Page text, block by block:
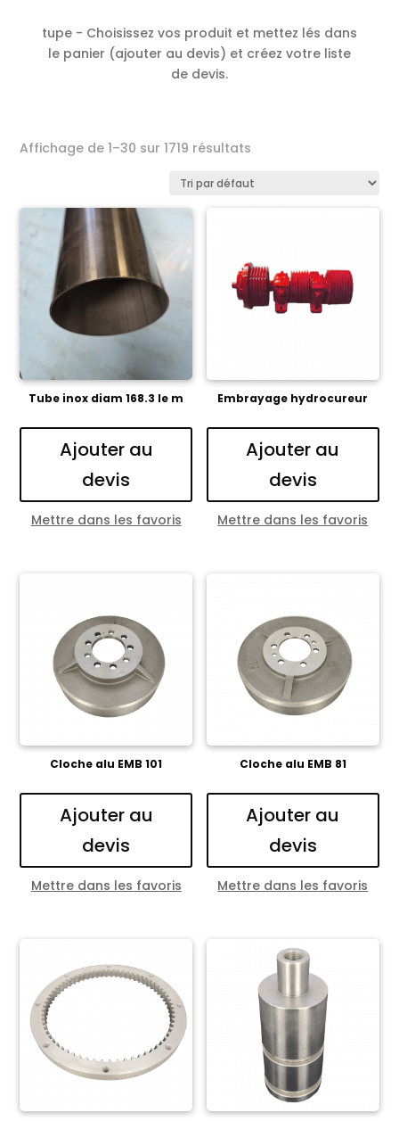
tupe - Choisissez vos produit et mettez lés dans
le panier (ajouter au devis) et créez votre liste
de devis.
Affichage de 1–30 sur 1719 résultats
Tube inox diam 168.3 le m
Ajouter au
devis
Mettre dans les favoris
Embrayage hydrocureur
Ajouter au
devis
Mettre dans les favoris
Cloche alu EMB 101
Ajouter au
devis
Mettre dans les favoris
Cloche alu EMB 81
Ajouter au
devis
Mettre dans les favoris